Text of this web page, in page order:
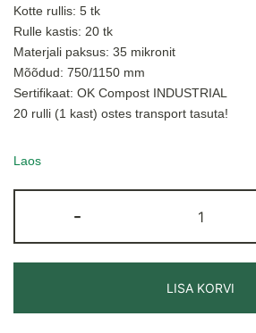
Kotte rullis: 5 tk
Rulle kastis: 20 tk
Materjali paksus: 35 mikronit
Mõõdud: 750/1150 mm
Sertifikaat: OK Compost INDUSTRIAL
20 rulli (1 kast) ostes transport tasuta!
Laos
-
125/150L
prügikotid
(5tk/rullis)
kogus
LISA KORVI